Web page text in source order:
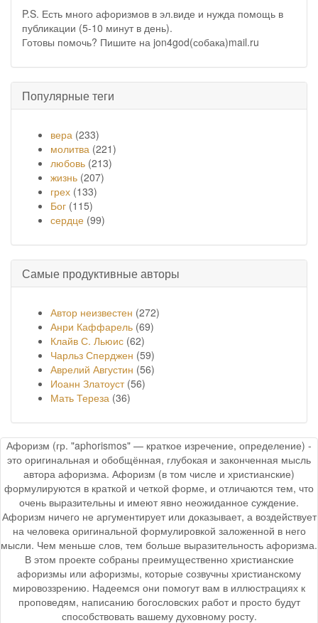
P.S. Есть много афоризмов в эл.виде и нужда помощь в
публикации (5-10 минут в день).
Готовы помочь? Пишите на jon4god(собака)mail.ru
Популярные теги
вера (233)
молитва (221)
любовь (213)
жизнь (207)
грех (133)
Бог (115)
сердце (99)
Самые продуктивные авторы
Автор неизвестен (272)
Анри Каффарель (69)
Клайв С. Льюис (62)
Чарльз Сперджен (59)
Аврелий Августин (56)
Иоанн Златоуст(56)
Мать Тереза (36)
Афоризм (гр. "aphorismos" — краткое изречение, определение) -
это оригинальная и обобщённая, глубокая и законченная мысль
автора афоризма. Афоризм (в том числе и христианские)
формулируются в краткой и четкой форме, и отличаются тем, что
очень выразительны и имеют явно неожиданное суждение.
Афоризм ничего не аргументирует или доказывает, а воздействует
на человека оригинальной формулировкой заложенной в него
мысли. Чем меньше слов, тем больше выразительность афоризма.
В этом проекте собраны преимущественно христианские
афоризмы или афоризмы, которые созвучны христианскому
мировоззрению. Надеемся они помогут вам в иллюстрациях к
проповедям, написанию богословских работ и просто будут
способствовать вашему духовному росту.